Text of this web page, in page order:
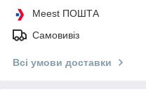
Meest ПОШТА
Самовивіз
Всі умови доставки